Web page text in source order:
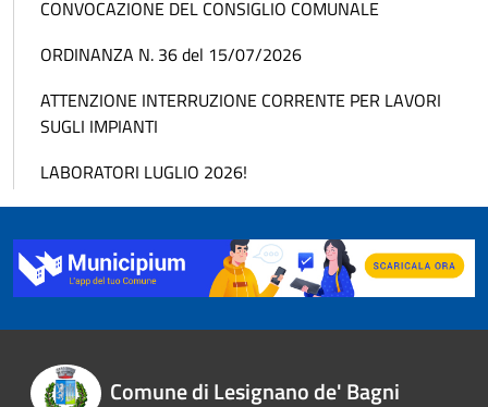
CONVOCAZIONE DEL CONSIGLIO COMUNALE
ORDINANZA N. 36 del 15/07/2026
ATTENZIONE INTERRUZIONE CORRENTE PER LAVORI
SUGLI IMPIANTI
LABORATORI LUGLIO 2026!
Comune di Lesignano de' Bagni